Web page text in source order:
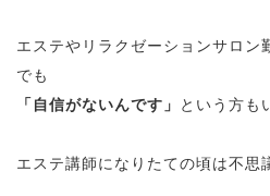
エステやリラクゼーションサロン
でも
「自信がないんです」
という方も
エステ講師になりたての頃は不思